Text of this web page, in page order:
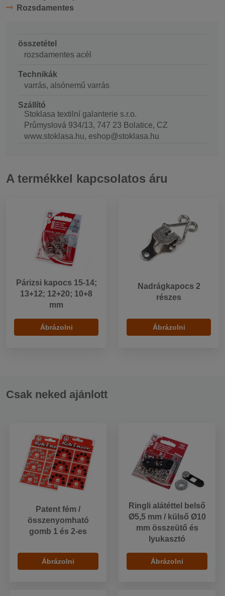
Rozsdamentes
összetétel
rozsdamentes acél
Technikák
varrás, alsónemű varrás
Szállító
Stoklasa textilní galanterie s.r.o.
Průmyslová 934/13, 747 23 Bolatice, CZ
www.stoklasa.hu, eshop@stoklasa.hu
A termékkel kapcsolatos áru
Párizsi kapocs 15-14;
13+12; 12+20; 10+8
mm
Ábrázolni
Nadrágkapocs 2
részes
Ábrázolni
Csak neked ajánlott
Patent fém /
összenyomható
gomb 1 és 2-es
Ábrázolni
Ringli alátéttel belső
Ø5,5 mm / külső Ø10
mm összeütő és
lyukasztó
Ábrázolni